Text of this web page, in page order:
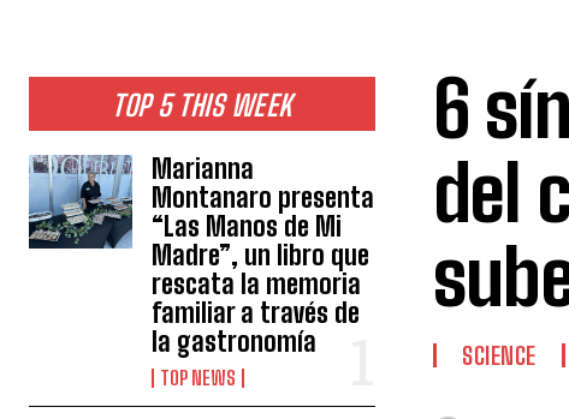
TOP 5 THIS WEEK
Marianna
Montanaro presenta
“Las Manos de Mi
Madre”, un libro que
rescata la memoria
familiar a través de
la gastronomía
TOP NEWS
6
del
SCIENCE